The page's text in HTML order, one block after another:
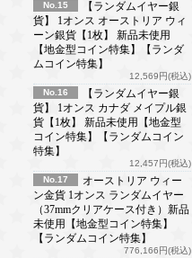
No.15
【ランダムイヤー銀
貨】 1オンス オーストリア ウィ
ーン銀貨【1枚】 新品未使用
【地金型コイン特集】【ランダ
ムコイン特集】
12,569円(税込)
No.16
【ランダムイヤー銀
貨】 1オンス カナダ メイプル銀
貨【1枚】 新品未使用【地金型
コイン特集】【ランダムコイン
特集】
12,457円(税込)
No.17
オーストリア ウィー
ン金貨 1オンス ランダムイヤー
（37mmクリアケース付き）新品
未使用【地金型コイン特集】
【ランダムコイン特集】
776,166円(税込)